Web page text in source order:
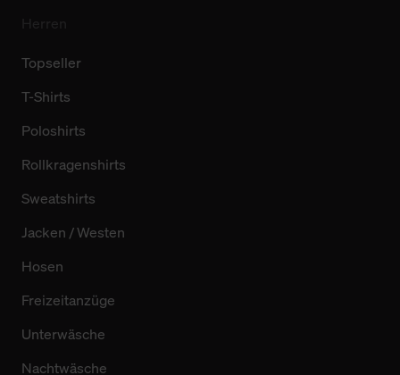
Topseller
T-Shirts
Poloshirts
Rollkragenshirts
Sweatshirts
Jacken / Westen
Hosen
Freizeitanzüge
Unterwäsche
Nachtwäsche